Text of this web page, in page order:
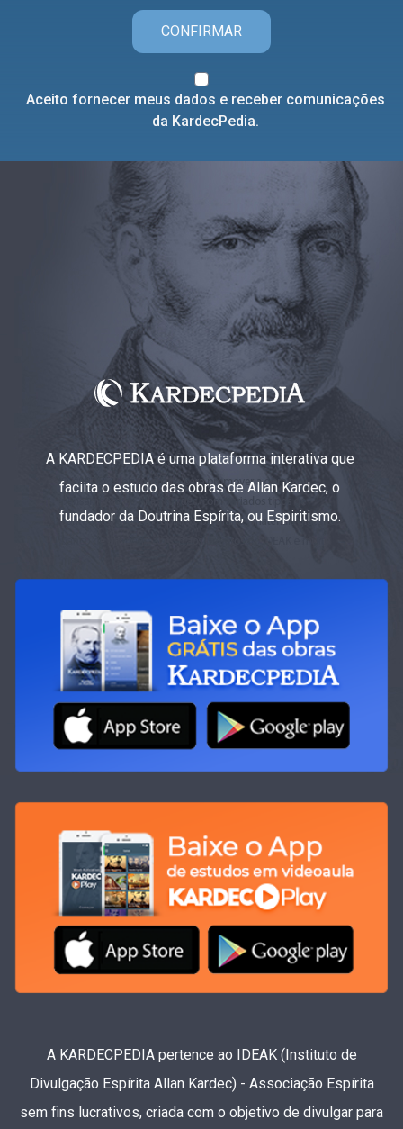
CONFIRMAR
Aceito fornecer meus dados e receber comunicações
da KardecPedia.
A KARDECPEDIA é uma plataforma interativa que
faciita o estudo das obras de Allan Kardec, o
fundador da Doutrina Espírita, ou Espiritismo.
A KARDECPEDIA pertence ao IDEAK (Instituto de
Divulgação Espírita Allan Kardec) - Associação Espírita
sem fins lucrativos, criada com o objetivo de divulgar para